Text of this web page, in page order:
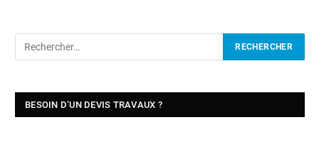
BESOIN D’UN DEVIS TRAVAUX ?